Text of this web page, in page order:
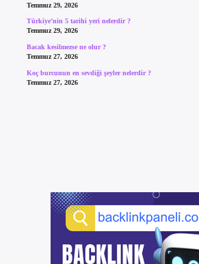
Temmuz 29, 2026
Türkiye’nin 5 tarihi yeri nelerdir ?
Temmuz 29, 2026
Bacak kesilmezse ne olur ?
Temmuz 27, 2026
Koç burcunun en sevdiği şeyler nelerdir ?
Temmuz 27, 2026